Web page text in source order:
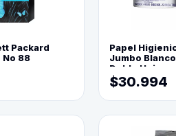
Packard
No 88
Papel
Jumbo
Doble Hoja
$30.994